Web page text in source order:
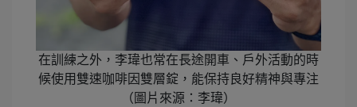
在訓練之外，李瑋也常在長途開車、戶外活動的時
候使用雙速咖啡因雙層錠，能保持良好精神與專注
（圖片來源：李瑋）